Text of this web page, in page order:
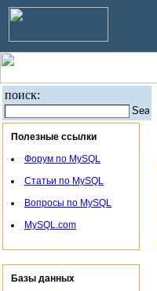
поиск:
Полезные ссылки
Форум по MySQL
Статьи по MySQL
Вопросы по MySQL
MySQL.com
Базы данных